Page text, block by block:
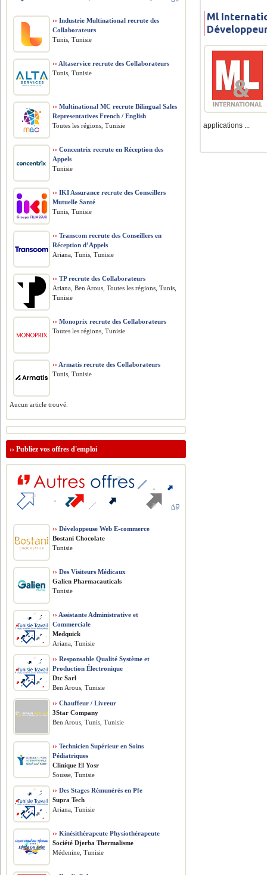
Ml
applications ...
›› Industrie Multinational recrute des
Collaborateurs
Tunis, Tunisie
›› Altaservice recrute des Collaborateurs
Tunis, Tunisie
›› Multinational MC recrute Bilingual Sales
Representatives French / English
Toutes les régions, Tunisie
›› Concentrix recrute en Réception des
Appels
Tunisie
›› IKI Assurance recrute des Conseillers
Mutuelle Santé
Tunis, Tunisie
›› Transcom recrute des Conseillers en
Réception d’Appels
Ariana, Tunis, Tunisie
›› TP recrute des Collaborateurs
Ariana, Ben Arous, Toutes les régions, Tunis,
Tunisie
›› Monoprix recrute des Collaborateurs
Toutes les régions, Tunisie
›› Armatis recrute des Collaborateurs
Tunis, Tunisie
Aucun article trouvé.
››Publiez vos offres d'emploi
›› Développeuse Web E-commerce
Bostani Chocolate
Tunisie
›› Des Visiteurs Médicaux
Galien Pharmacauticals
Tunisie
›› Assistante Administrative et
Commerciale
Medquick
Ariana, Tunisie
›› Responsable Qualité Système et
Production Électronique
Dtc Sarl
Ben Arous, Tunisie
›› Chauffeur / Livreur
3Star Company
Ben Arous, Tunis, Tunisie
›› Technicien Supérieur en Soins
Pédiatriques
Clinique El Yosr
Sousse, Tunisie
›› Des Stages Rémunérés en Pfe
Supra Tech
Ariana, Tunisie
›› Kinésithérapeute Physiothérapeute
Société Djerba Thermalisme
Médenine, Tunisie